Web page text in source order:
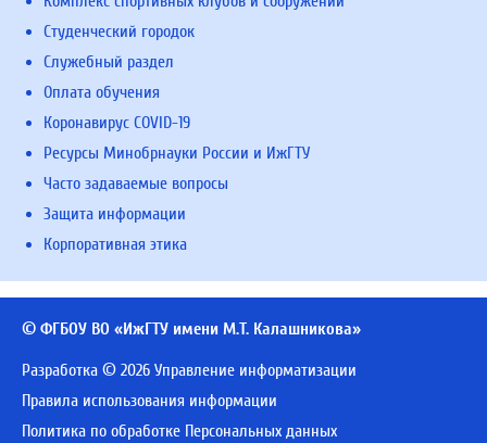
Студенческий городок
Служебный раздел
Оплата обучения
Коронавирус COVID-19
Ресурсы Минобрнауки России и ИжГТУ
Часто задаваемые вопросы
Защита информации
Корпоративная этика
© ФГБОУ ВО «ИжГТУ имени М.Т. Калашникова»
Разработка © 2026 Управление информатизации
Правила использования информации
Политика по обработке Персональных данных